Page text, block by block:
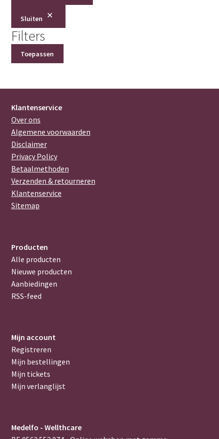
Sluiten
Filters
Toepassen
Klantenservice
Over ons
Algemene voorwaarden
Disclaimer
Privacy Policy
Betaalmethoden
Verzenden & retourneren
Klantenservice
Sitemap
Producten
Alle producten
Nieuwe producten
Aanbiedingen
RSS-feed
Mijn account
Registreren
Mijn bestellingen
Mijn tickets
Mijn verlanglijst
Medelfo - Wellthcare